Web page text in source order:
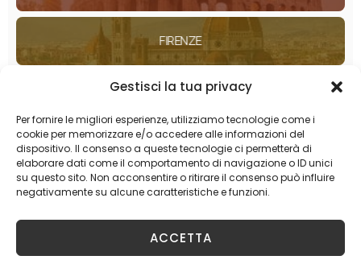
Gestisci la tua privacy
Per fornire le migliori esperienze, utilizziamo tecnologie come i
cookie per memorizzare e/o accedere alle informazioni del
dispositivo. Il consenso a queste tecnologie ci permetterà di
elaborare dati come il comportamento di navigazione o ID unici
su questo sito. Non acconsentire o ritirare il consenso può influire
negativamente su alcune caratteristiche e funzioni.
ACCETTA
FIRENZE
BOLOGNA
MILANO